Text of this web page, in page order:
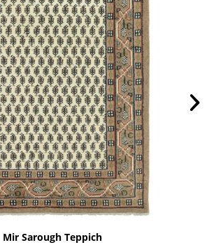
Mir Sarough Teppich